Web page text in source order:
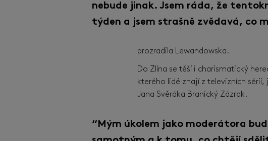
nebude jinak. Jsem ráda, že
týden a jsem strašně zvědavá, co
prozradila Lewandowska.
Do Zlína se těší i charismatický
kterého lidé znají z televizních
Jana Svěráka Branický Zázrak.
“Mým úkolem jako moderátora